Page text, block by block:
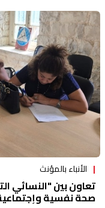
الأنباء بالمؤنث
تعاون بين "النسائي
صحة نفسية